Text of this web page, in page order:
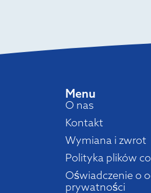
Menu
O nas
Kontakt
Wymiana i zwrot
Polityka plików
Oświadczenie o
prywatności